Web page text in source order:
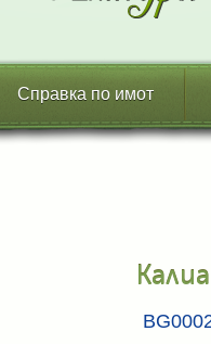
Справка по имот